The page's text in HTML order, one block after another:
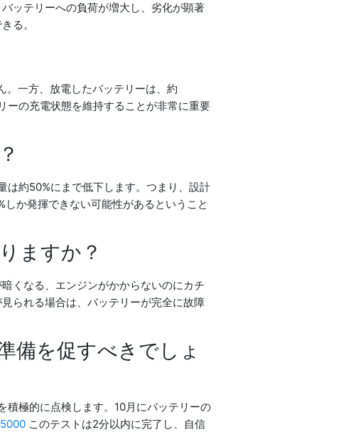
ッテリーへの負荷が増大し、劣化が顕著
る。
一方、放電したバッテリーは、約
ーの充電状態を維持することが非常に重要
約50%にまで低下します。つまり、設計
か発揮できない可能性があるということ
ますか？
くなる、エンジンがかからないのにカチ
られる場合は、バッテリーが完全に故障
備を促すべきでしょ
積極的に点検します。10月にバッテリーの
このテストは2分以内に完了し、自信